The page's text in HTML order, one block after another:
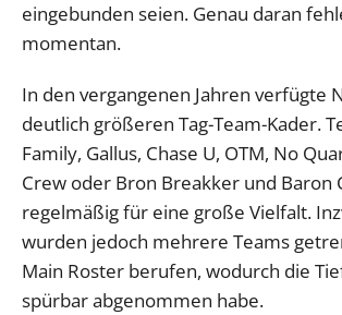
eingebunden seien. Genau daran
momentan.
In den vergangenen Jahren verfügte
deutlich größeren Tag-Team-Kader.
Family, Gallus, Chase U, OTM, No
Crew oder Bron Breakker und Baron
regelmäßig für eine große Vielfalt.
wurden jedoch mehrere Teams
Main Roster berufen, wodurch die
spürbar abgenommen habe.